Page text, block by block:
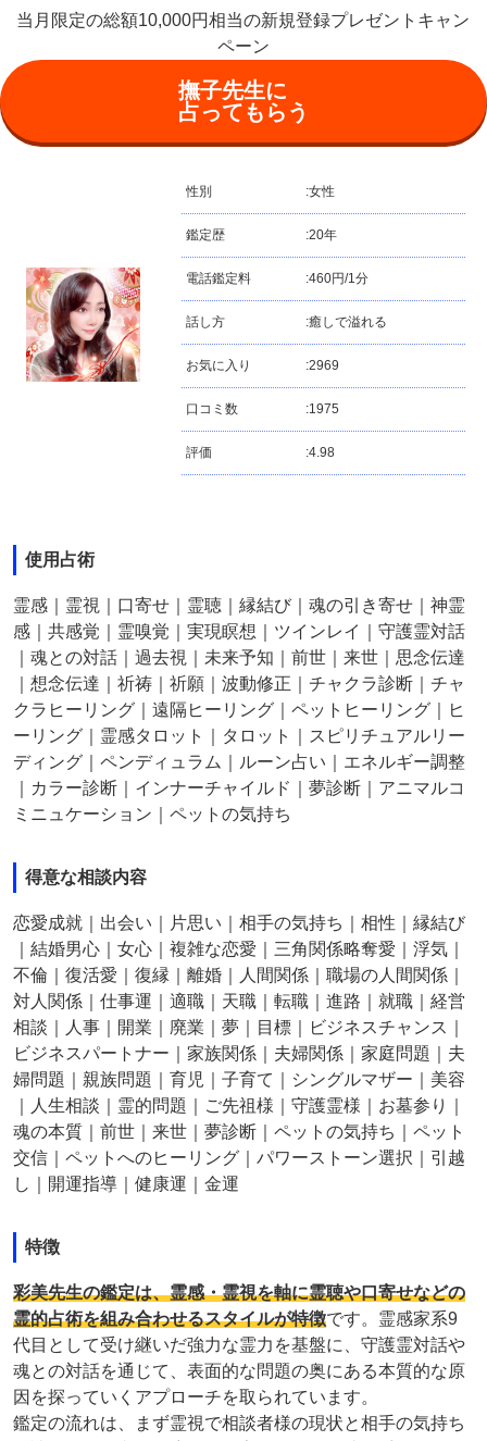
当月限定の総額10,000円相当の新規登録プレゼントキャン
ペーン
撫子先生に
占ってもらう
性別 :女性
鑑定歴 :20年
電話鑑定料 :460円/1分
話し方 :癒しで溢れる
お気に入り :2969
口コミ数 :1975
評価 :4.98
使用占術
霊感｜霊視｜口寄せ｜霊聴｜縁結び｜魂の引き寄せ｜神霊
感｜共感覚｜霊嗅覚｜実現瞑想｜ツインレイ｜守護霊対話
｜魂との対話｜過去視｜未来予知｜前世｜来世｜思念伝達
｜想念伝達｜祈祷｜祈願｜波動修正｜チャクラ診断｜チャ
クラヒーリング｜遠隔ヒーリング｜ペットヒーリング｜ヒ
ーリング｜霊感タロット｜タロット｜スピリチュアルリー
ディング｜ペンディュラム｜ルーン占い｜エネルギー調整
｜カラー診断｜インナーチャイルド｜夢診断｜アニマルコ
ミニュケーション｜ペットの気持ち
得意な相談内容
恋愛成就｜出会い｜片思い｜相手の気持ち｜相性｜縁結び
｜結婚男心｜女心｜複雑な恋愛｜三角関係略奪愛｜浮気｜
不倫｜復活愛｜復縁｜離婚｜人間関係｜職場の人間関係｜
対人関係｜仕事運｜適職｜天職｜転職｜進路｜就職｜経営
相談｜人事｜開業｜廃業｜夢｜目標｜ビジネスチャンス｜
ビジネスパートナー｜家族関係｜夫婦関係｜家庭問題｜夫
婦問題｜親族問題｜育児｜子育て｜シングルマザー｜美容
｜人生相談｜霊的問題｜ご先祖様｜守護霊様｜お墓参り｜
魂の本質｜前世｜来世｜夢診断｜ペットの気持ち｜ペット
交信｜ペットへのヒーリング｜パワーストーン選択｜引越
し｜開運指導｜健康運｜金運
特徴
彩美先生の鑑定は、霊感・霊視を軸に霊聴や口寄せなどの
霊的占術を組み合わせるスタイルが特徴です。霊感家系9
代目として受け継いだ強力な霊力を基盤に、守護霊対話や
魂との対話を通じて、表面的な問題の奥にある本質的な原
因を探っていくアプローチを取られています。
鑑定の流れは、まず霊視で相談者様の現状と相手の気持ち